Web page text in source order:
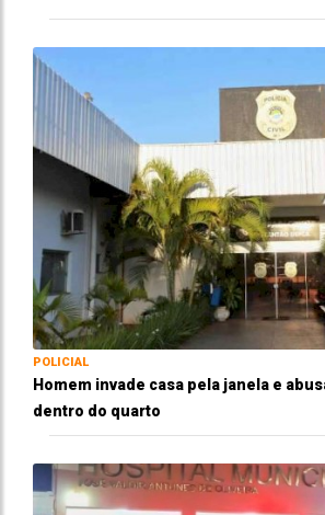
POLICIAL
Homem invade casa pela janela e
dentro do quarto